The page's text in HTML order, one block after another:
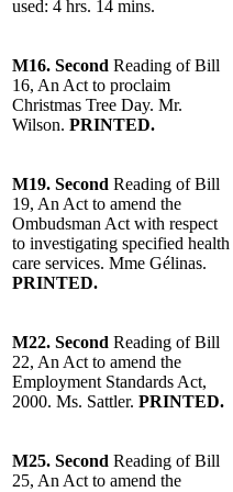
used: 4 hrs. 14 mins.
M16. Second Reading of Bill
16, An Act to proclaim
Christmas Tree Day. Mr.
Wilson. PRINTED.
M19. Second Reading of Bill
19, An Act to amend the
Ombudsman Act with respect
to investigating specified health
care services. Mme Gélinas.
PRINTED.
M22. Second Reading of Bill
22, An Act to amend the
Employment Standards Act,
2000. Ms. Sattler. PRINTED.
M25. Second Reading of Bill
25, An Act to amend the